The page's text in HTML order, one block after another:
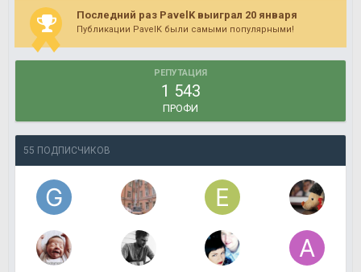
Последний раз PavelK выиграл 20 января
Публикации PavelK были самыми популярными!
РЕПУТАЦИЯ
1 543
ПРОФИ
55 ПОДПИСЧИКОВ